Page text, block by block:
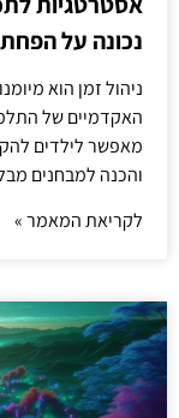
נכונה על
ניהול זמן הוא
האקדמיים של
מאפשר לילדים
והכנה למבחנים
לקריאת המאמר »